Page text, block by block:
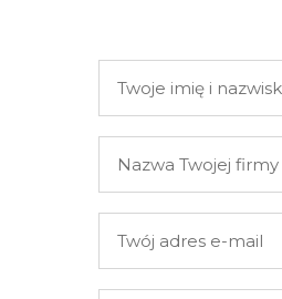
imię
nazwisko
Twojej
adres